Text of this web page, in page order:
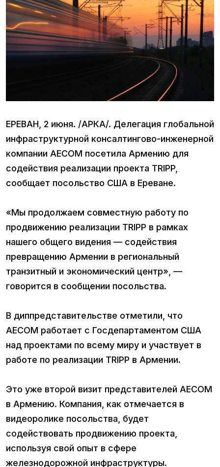
ЕРЕВАН, 2 июня. /АРКА/. Делегация глобальной
инфраструктурной консалтингово-инженерной
компании AECOM посетила Армению для
содействия реализации проекта TRIPP,
сообщает посольство США в Ереване.
«Мы продолжаем совместную работу по
продвижению реализации TRIPP в рамках
нашего общего видения — содействия
превращению Армении в региональный
транзитный и экономический центр», —
говорится в сообщении посольства.
В диппредставительстве отметили, что
AECOM работает с Госдепартаментом США
над проектами по всему миру и участвует в
работе по реализации TRIPP в Армении.
Это уже второй визит представителей AECOM
в Армению. Компания, как отмечается в
видеоролике посольства, будет
содействовать продвижению проекта,
используя свой опыт в сфере
железнодорожной инфраструктуры.